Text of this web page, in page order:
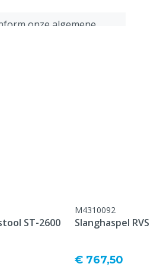
onze algemene
ST-2600
M4310092
Slanghaspel RVS
€ 767,50